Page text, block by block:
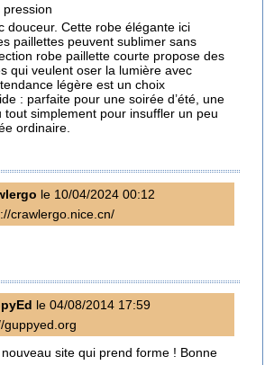
pression
douceur. Cette robe élégante ici
paillettes peuvent sublimer sans
robe paillette courte propose des
qui veulent oser la lumière avec
légère est un choix
: parfaite pour une soirée d’été, une
tout simplement pour insuffler un peu
ordinaire.
le 10/04/2024 00:12
crawlergo.nice.cn/
le 04/08/2014 17:59
site qui prend forme ! Bonne